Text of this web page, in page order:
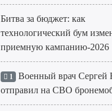
Битва за бюджет: как
технологический бум
приемную кампанию-2026
1 Военный врач Сергей
отправил на СВО